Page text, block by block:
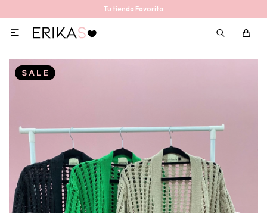
Tu tienda Favorita
